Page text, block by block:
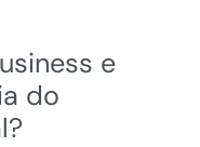
e
do